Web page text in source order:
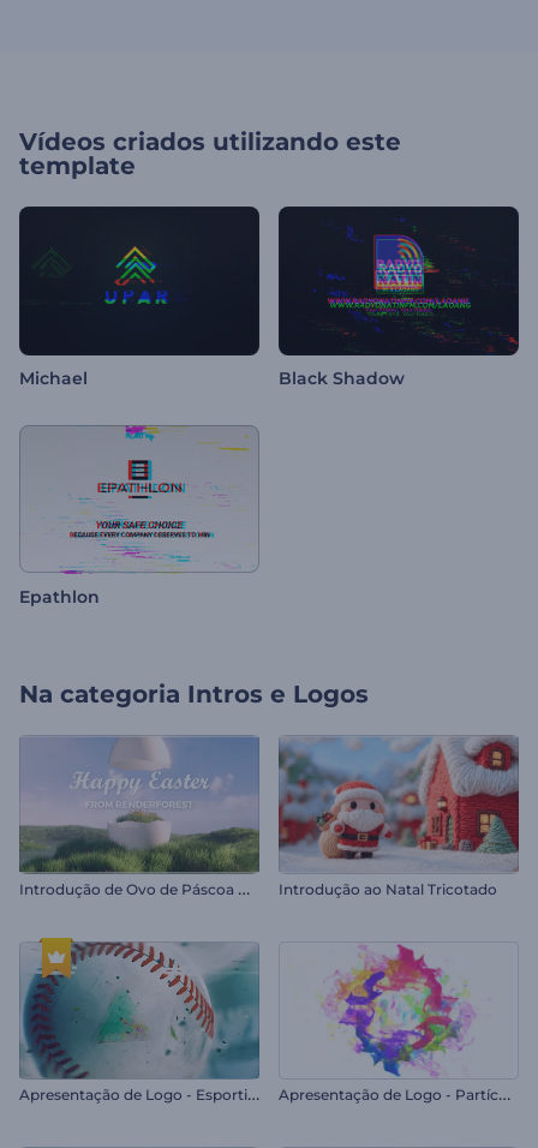
Vídeos criados utilizando este
template
Michael Black Shadow
Epathlon
Na categoria Intros e Logos
I
ntrodução de Ovo de Páscoa Rachado Introdução ao Natal Tricotado
A
presentação de Logo - Esportivo 3D A
presentação de Logo - Partículas Coloridas